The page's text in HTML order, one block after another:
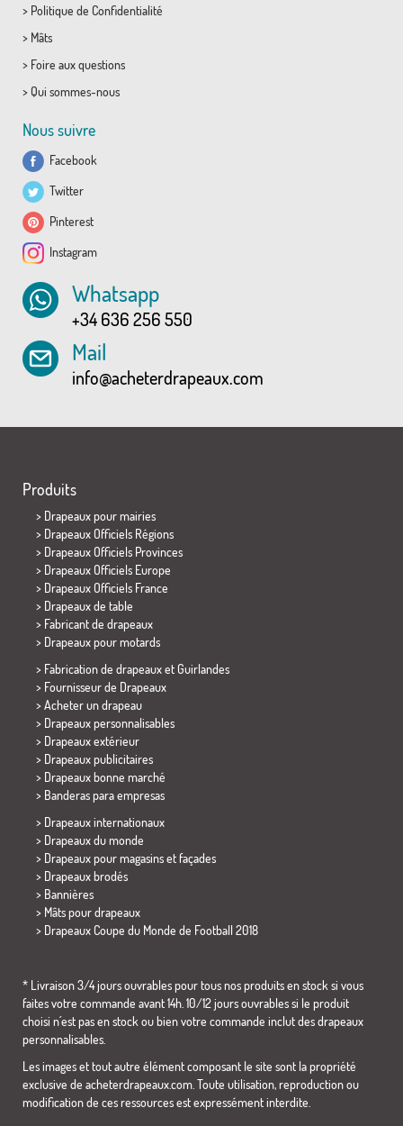
> Politique de Confidentialité
> Mâts
> Foire aux questions
> Qui sommes-nous
Nous suivre
Facebook
Twitter
Pinterest
Instagram
Whatsapp
+34 636 256 550
Mail
info@acheterdrapeaux.com
Produits
> Drapeaux pour mairies
> Drapeaux Officiels Régions
> Drapeaux Officiels Provinces
> Drapeaux Officiels Europe
> Drapeaux Officiels France
> Drapeaux de table
> Fabricant de drapeaux
> Drapeaux pour motards
> Fabrication de drapeaux et Guirlandes
> Fournisseur de Drapeaux
> Acheter un drapeau
> Drapeaux personnalisables
> Drapeaux extérieur
> Drapeaux publicitaires
> Drapeaux bonne marché
> Banderas para empresas
> Drapeaux internationaux
> Drapeaux du monde
> Drapeaux pour magasins et façades
> Drapeaux brodés
> Bannières
> Mâts pour drapeaux
> Drapeaux Coupe du Monde de Football 2018
* Livraison 3/4 jours ouvrables pour tous nos produits en stock si vous
faites votre commande avant 14h. 10/12 jours ouvrables si le produit
choisi n´est pas en stock ou bien votre commande inclut des drapeaux
personnalisables.
Les images et tout autre élément composant le site sont la propriété
exclusive de acheterdrapeaux.com. Toute utilisation, reproduction ou
modification de ces ressources est expressément interdite.